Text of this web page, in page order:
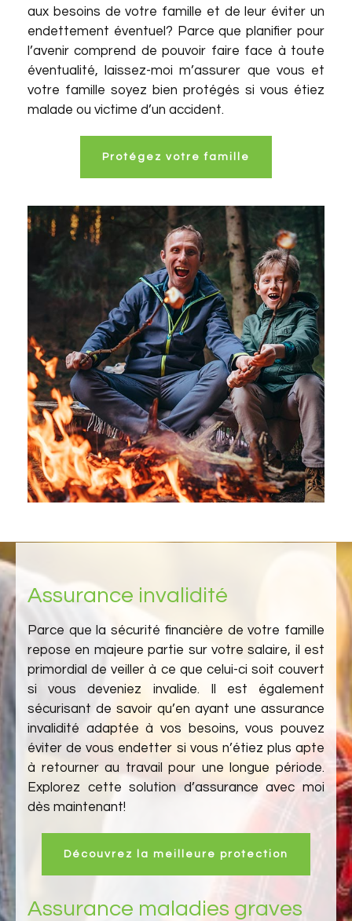
aux besoins de votre famille et de leur éviter un
endettement éventuel? Parce que planifier pour
l’avenir comprend de pouvoir faire face à toute
éventualité, laissez-moi m’assurer que vous et
votre famille soyez bien protégés si vous étiez
malade ou victime d’un accident.
Protégez votre famille
Assurance invalidité
Parce que la sécurité financière de votre famille
repose en majeure partie sur votre salaire, il est
primordial de veiller à ce que celui-ci soit couvert
si vous deveniez invalide. Il est également
sécurisant de savoir qu’en ayant une assurance
invalidité adaptée à vos besoins, vous pouvez
éviter de vous endetter si vous n’étiez plus apte
à retourner au travail pour une longue période.
Explorez cette solution d’assurance avec moi
dès maintenant!
Découvrez la meilleure protection
Assurance maladies graves